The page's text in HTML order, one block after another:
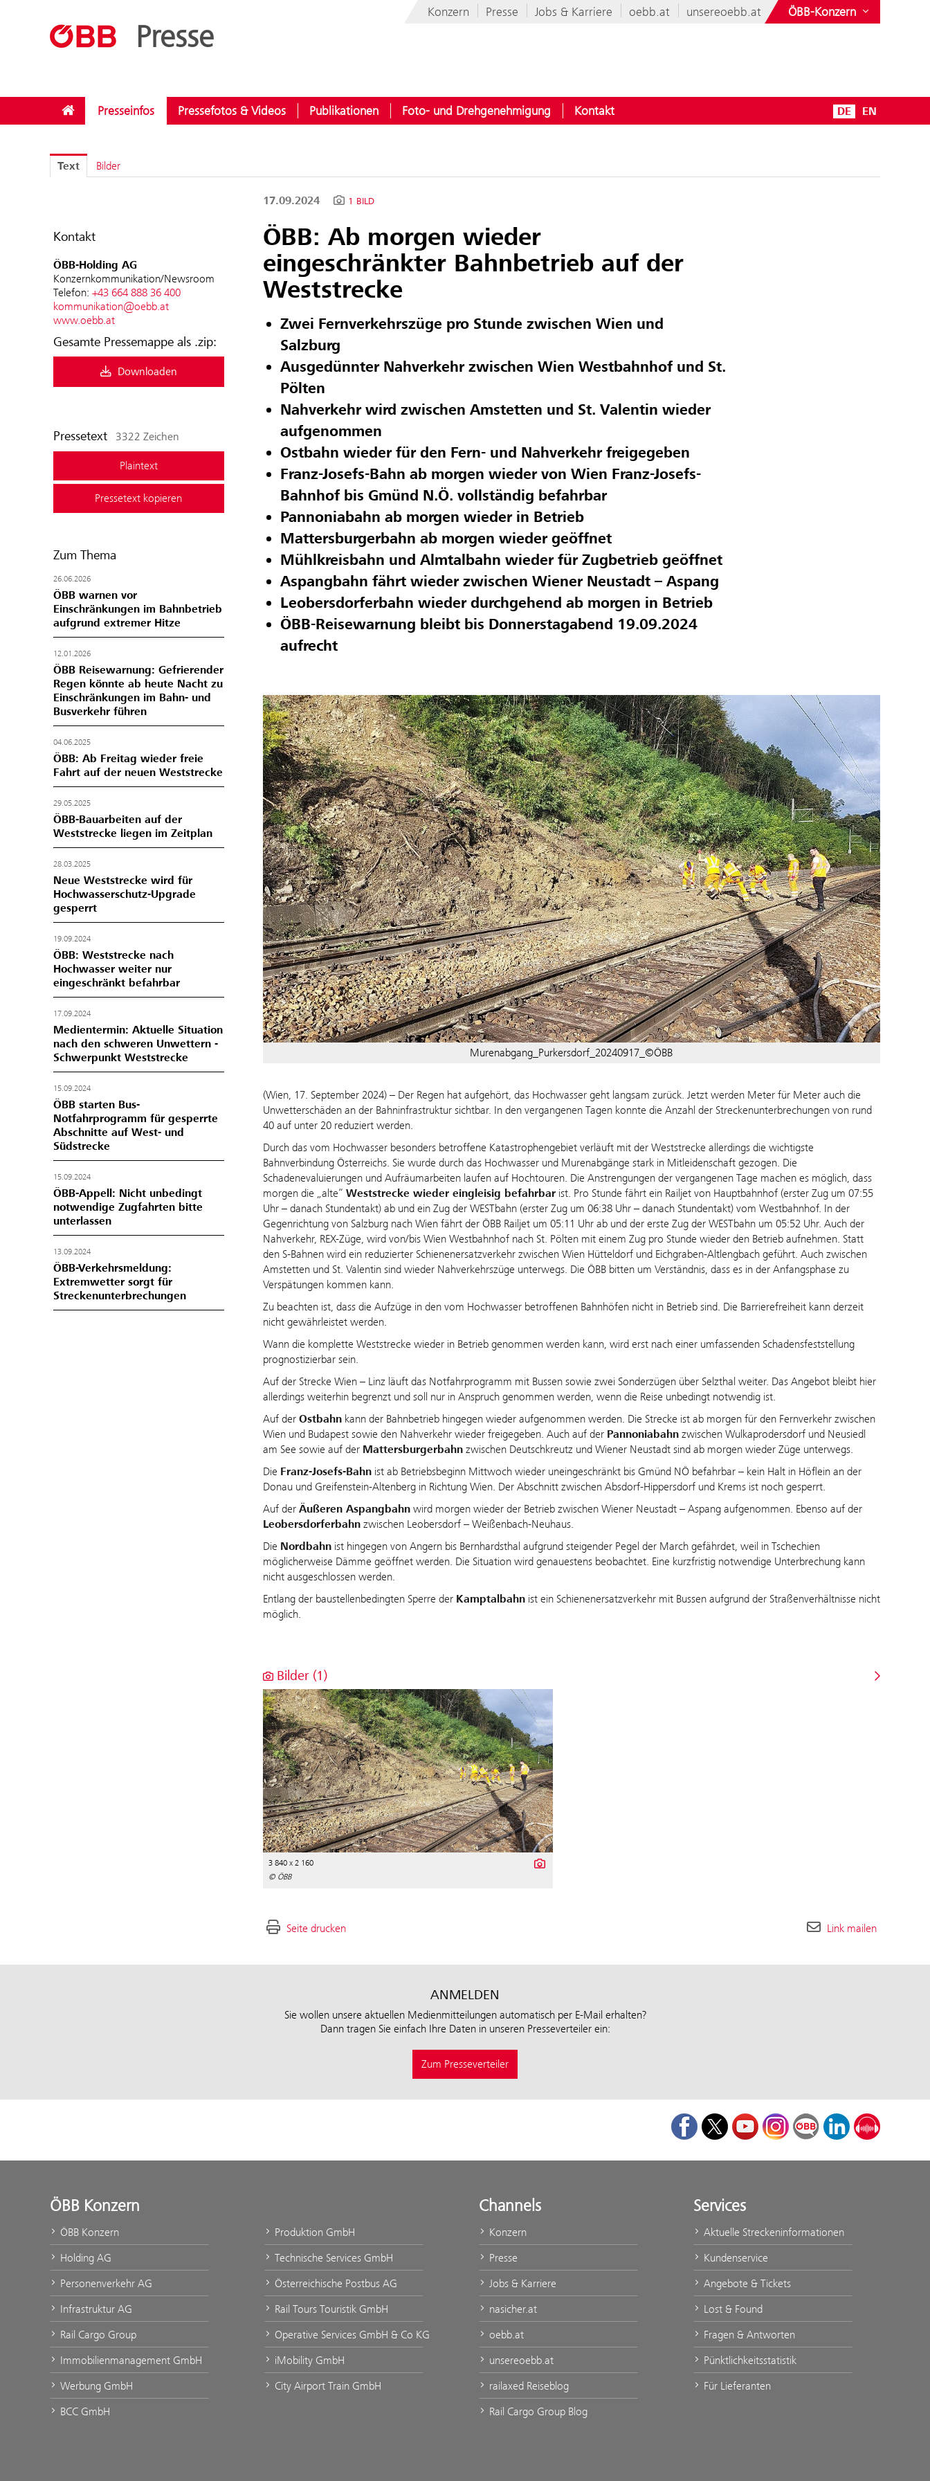
Presse
Konzern Presse Jobs & Karriere oebb.at unsereoebb.at ÖBB-Konzern
Presseinfos Pressefotos & Videos Publikationen Foto- und Drehgenehmigung Kontakt DE EN
Text Bilder
Kontakt
ÖBB-Holding AG
Konzernkommunikation/Newsroom
Telefon: +43 664 888 36 400
kommunikation@oebb.at
www.oebb.at
Gesamte Pressemappe als .zip:
Downloaden
Pressetext 3322 Zeichen
Plaintext
Pressetext kopieren
Zum Thema
26.06.2026
ÖBB warnen vor
Einschränkungen im Bahnbetrieb
aufgrund extremer Hitze
12.01.2026
ÖBB Reisewarnung: Gefrierender
Regen könnte ab heute Nacht zu
Einschränkungen im Bahn- und
Busverkehr führen
04.06.2025
ÖBB: Ab Freitag wieder freie
Fahrt auf der neuen Weststrecke
29.05.2025
ÖBB-Bauarbeiten auf der
Weststrecke liegen im Zeitplan
28.03.2025
Neue Weststrecke wird für
Hochwasserschutz-Upgrade
gesperrt
19.09.2024
ÖBB: Weststrecke nach
Hochwasser weiter nur
eingeschränkt befahrbar
17.09.2024
Medientermin: Aktuelle Situation
nach den schweren Unwettern -
Schwerpunkt Weststrecke
15.09.2024
ÖBB starten Bus-
Notfahrprogramm für gesperrte
Abschnitte auf West- und
Südstrecke
15.09.2024
ÖBB-Appell: Nicht unbedingt
notwendige Zugfahrten bitte
unterlassen
13.09.2024
ÖBB-Verkehrsmeldung:
Extremwetter sorgt für
Streckenunterbrechungen
17.09.2024 1 BILD
ÖBB: Ab morgen wieder
eingeschränkter Bahnbetrieb auf der
Weststrecke
Zwei Fernverkehrszüge pro Stunde zwischen Wien und
Salzburg
Ausgedünnter Nahverkehr zwischen Wien Westbahnhof und St.
Pölten
Nahverkehr wird zwischen Amstetten und St. Valentin wieder
aufgenommen
Ostbahn wieder für den Fern- und Nahverkehr freigegeben
Franz-Josefs-Bahn ab morgen wieder von Wien Franz-Josefs-
Bahnhof bis Gmünd N.Ö. vollständig befahrbar
Pannoniabahn ab morgen wieder in Betrieb
Mattersburgerbahn ab morgen wieder geöffnet
Mühlkreisbahn und Almtalbahn wieder für Zugbetrieb geöffnet
Aspangbahn fährt wieder zwischen Wiener Neustadt – Aspang
Leobersdorferbahn wieder durchgehend ab morgen in Betrieb
ÖBB-Reisewarnung bleibt bis Donnerstagabend 19.09.2024
aufrecht
Murenabgang_Purkersdorf_20240917_©ÖBB
(Wien, 17. September 2024) – Der Regen hat aufgehört, das Hochwasser geht langsam zurück. Jetzt werden Meter für Meter auch die
Unwetterschäden an der Bahninfrastruktur sichtbar. In den vergangenen Tagen konnte die Anzahl der Streckenunterbrechungen von rund
40 auf unter 20 reduziert werden.
Durch das vom Hochwasser besonders betroffene Katastrophengebiet verläuft mit der Weststrecke allerdings die wichtigste
Bahnverbindung Österreichs. Sie wurde durch das Hochwasser und Murenabgänge stark in Mitleidenschaft gezogen. Die
Schadenevaluierungen und Aufräumarbeiten laufen auf Hochtouren. Die Anstrengungen der vergangenen Tage machen es möglich, dass
morgen die „alte“ Weststrecke wieder eingleisig befahrbarist. Pro Stunde fährt ein Railjet von Hauptbahnhof (erster Zug um 07:55
Uhr – danach Stundentakt) ab und ein Zug der WESTbahn (erster Zug um 06:38 Uhr – danach Stundentakt) vom Westbahnhof. In der
Gegenrichtung von Salzburg nach Wien fährt der ÖBB Railjet um 05:11 Uhr ab und der erste Zug der WESTbahn um 05:52 Uhr. Auch der
Nahverkehr, REX-Züge, wird von/bis Wien Westbahnhof nach St. Pölten mit einem Zug pro Stunde wieder den Betrieb aufnehmen. Statt
den S-Bahnen wird ein reduzierter Schienenersatzverkehr zwischen Wien Hütteldorf und Eichgraben-Altlengbach geführt. Auch zwischen
Amstetten und St. Valentin sind wieder Nahverkehrszüge unterwegs. Die ÖBB bitten um Verständnis, dass es in der Anfangsphase zu
Verspätungen kommen kann.
Zu beachten ist, dass die Aufzüge in den vom Hochwasser betroffenen Bahnhöfen nicht in Betrieb sind. Die Barrierefreiheit kann derzeit
nicht gewährleistet werden.
Wann die komplette Weststrecke wieder in Betrieb genommen werden kann, wird erst nach einer umfassenden Schadensfeststellung
prognostizierbar sein.
Auf der Strecke Wien – Linz läuft das Notfahrprogramm mit Bussen sowie zwei Sonderzügen über Selzthal weiter. Das Angebot bleibt hier
allerdings weiterhin begrenzt und soll nur in Anspruch genommen werden, wenn die Reise unbedingt notwendig ist.
Auf der Ostbahnkann der Bahnbetrieb hingegen wieder aufgenommen werden. Die Strecke ist ab morgen für den Fernverkehr zwischen
Wien und Budapest sowie den Nahverkehr wieder freigegeben. Auch auf der Pannoniabahnzwischen Wulkaprodersdorf und Neusiedl
am See sowie auf der Mattersburgerbahnzwischen Deutschkreutz und Wiener Neustadt sind ab morgen wieder Züge unterwegs.
Die Franz-Josefs-Bahnist ab Betriebsbeginn Mittwoch wieder uneingeschränkt bis Gmünd NÖ befahrbar – kein Halt in Höflein an der
Donau und Greifenstein-Altenberg in Richtung Wien. Der Abschnitt zwischen Absdorf-Hippersdorf und Krems ist noch gesperrt.
Auf der Äußeren Aspangbahnwird morgen wieder der Betrieb zwischen Wiener Neustadt – Aspang aufgenommen. Ebenso auf der
Leobersdorferbahnzwischen Leobersdorf – Weißenbach-Neuhaus.
Die Nordbahnist hingegen von Angern bis Bernhardsthal aufgrund steigender Pegel der March gefährdet, weil in Tschechien
möglicherweise Dämme geöffnet werden. Die Situation wird genauestens beobachtet. Eine kurzfristig notwendige Unterbrechung kann
nicht ausgeschlossen werden.
Entlang der baustellenbedingten Sperre der Kamptalbahnist ein Schienenersatzverkehr mit Bussen aufgrund der Straßenverhältnisse nicht
möglich.
Bilder (1)
3 840 x 2 160
© ÖBB
Seite drucken Link mailen
ANMELDEN
Sie wollen unsere aktuellen Medienmitteilungen automatisch per E-Mail erhalten?
Dann tragen Sie einfach Ihre Daten in unseren Presseverteiler ein:
Zum Presseverteiler
FacebookTwitterYoutubeInstagramÖBB Corporate Blog
LinkedInPodcast
ÖBB Konzern
ÖBB Konzern
Holding AG
Personenverkehr AG
Infrastruktur AG
Rail Cargo Group
Immobilienmanagement GmbH
Werbung GmbH
BCC GmbH
Produktion GmbH
Technische Services GmbH
Österreichische Postbus AG
Rail Tours Touristik GmbH
Operative Services GmbH & Co KG
iMobility GmbH
City Airport Train GmbH
Channels
Konzern
Presse
Jobs & Karriere
nasicher.at
oebb.at
unsereoebb.at
railaxed Reiseblog
Rail Cargo Group Blog
Services
Aktuelle Streckeninformationen
Kundenservice
Angebote & Tickets
Lost & Found
Fragen & Antworten
Pünktlichkeitsstatistik
Für Lieferanten